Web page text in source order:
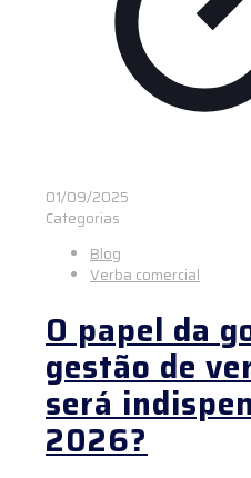
01/09/2025
Categorias
Blog
Verba comercial
O papel da
gestão de
será
2026?